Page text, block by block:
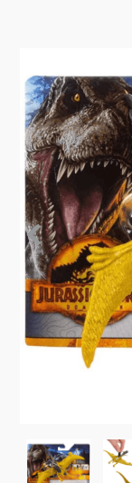
boneca
pokemon
jogos
rainbow high